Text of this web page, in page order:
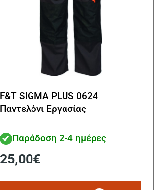
F&T SIGMA PLUS 0624
Παντελόνι Εργασίας
Παράδοση 2-4 ημέρες
25,00€